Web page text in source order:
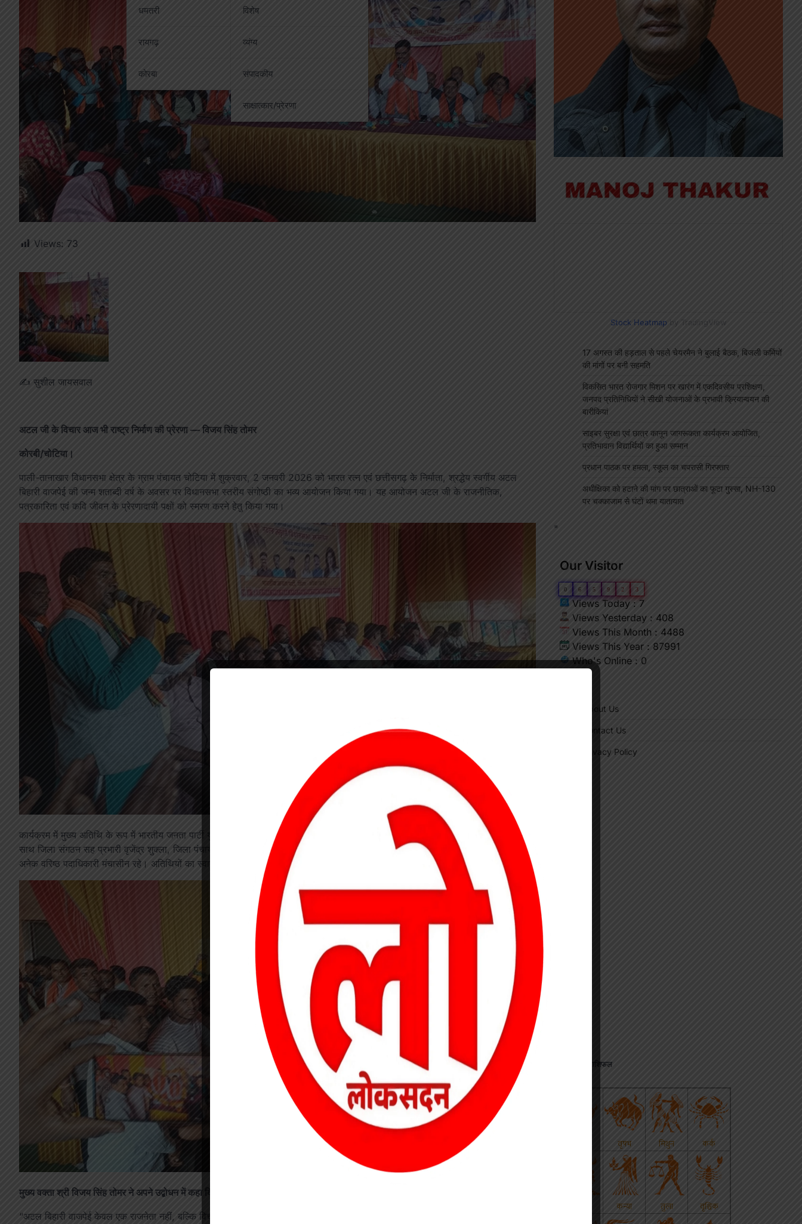
धमतरी
रायगढ़
कोरबा
विशेष
व्यंग्य
संपादकीय
साक्षात्कार/प्रेरणा
Views: 73
✍️ सुशील जायसवाल
अटल जी के विचार आज भी राष्ट्र निर्माण की प्रेरणा — विजय सिंह तोमर
कोरबी/चोटिया।
पाली-तानाखार विधानसभा क्षेत्र के ग्राम पंचायत चोटिया में शुक्रवार, 2 जनवरी 2026 को भारत रत्न एवं छत्तीसगढ़ के निर्माता, श्रद्धेय स्वर्गीय अटल
बिहारी वाजपेई की जन्म शताब्दी वर्ष के अवसर पर विधानसभा स्तरीय संगोष्ठी का भव्य आयोजन किया गया। यह आयोजन अटल जी के राजनीतिक,
पत्रकारिता एवं कवि जीवन के प्रेरणादायी पक्षों को स्मरण करने हेतु किया गया।
कार्यक्रम में मुख्य अतिथि के रूप में भारतीय जनता पार्टी युवा आयोग के अध्यक्ष एवं विधानसभा प्रभारी श्री विश्व विजय सिंह तोमर उपस्थित रहे। उनके
साथ जिला संगठन सह प्रभारी वृजेंद्र शुक्ला, जिला पंचायत अध्यक्ष डॉ. पवन कुमार सिंह, जिला महामंत्री संजय शर्मा, अजय जायसवाल, लक्की नंदा सहित
अनेक वरिष्ठ पदाधिकारी मंचासीन रहे। अतिथियों का स्वागत पुष्पमालाओं से किया गया।
मुख्य वक्ता श्री विजय सिंह तोमर ने अपने उद्बोधन में कहा कि
“अटल बिहारी वाजपेई केवल एक राजनेता नहीं, बल्कि विचार, संवेदना और राष्ट्रबोध के प्रतीक थे। उनका जीवन संघर्ष, सिद्धांत और समर्पण की मिसाल
Stock Heatmap by TradingView
17 अगस्त की हड़ताल से पहले चेयरमैन ने बुलाई बैठक, बिजली कर्मियों
की मांगों पर बनी सहमति
विकसित भारत रोजगार मिशन पर खारंग में एकदिवसीय प्रशिक्षण,
जनपद प्रतिनिधियों ने सीखी योजनाओं के प्रभावी क्रियान्वयन की
बारीकियां
साइबर सुरक्षा एवं छात्र कानून जागरूकता कार्यक्रम आयोजित,
प्रतिभावान विद्यार्थियों का हुआ सम्मान
प्रधान पाठक पर हमला, स्कूल का चपरासी गिरफ्तार
अधीक्षिका को हटाने की मांग पर छात्राओं का फूटा गुस्सा, NH-130
पर चक्काजाम से घंटों थमा यातायात
"
Our Visitor
0 6 5 9 2 3
Views Today : 7
Views Yesterday : 408
Views This Month : 4488
Views This Year : 87991
Who's Online : 0
About Us
Contact Us
Privacy Policy
जानिए अपना राशिफल